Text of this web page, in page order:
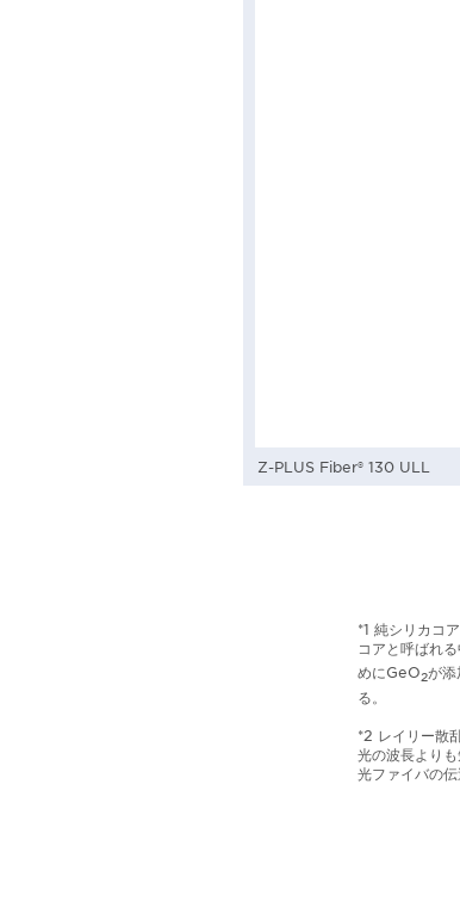
Z-PLUS Fiber® 130 ULL
*1 純シリカコ
コアと呼ばれ
めにGeO2が添
る。
*2 レイリー散
光の波長より
光ファイバの伝